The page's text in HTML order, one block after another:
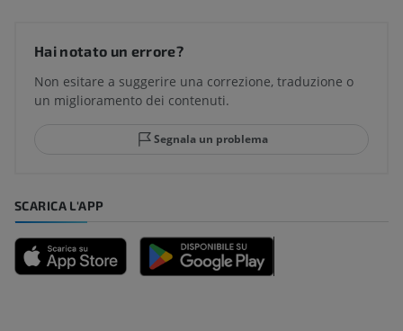
Hai notato un errore?
Non esitare a suggerire una correzione, traduzione o
un miglioramento dei contenuti.
Segnala un problema
SCARICA L'APP